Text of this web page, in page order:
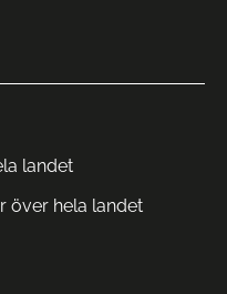
landet
över hela landet